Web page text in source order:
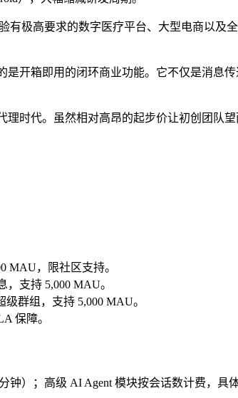
有极高要求的数字医疗平台、大型电商以及
是开箱即用的闭环商业功能。它不仅是消息
时代。虽然相对高昂的起步价让初创团队
MAU，限社区支持。
支持 5,000 MAU。
群组，支持 5,000 MAU。
保障。
）；高级 AI Agent 模块按会话数计费，具